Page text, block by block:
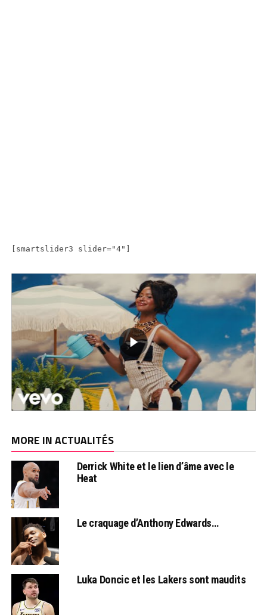
[smartslider3 slider="4"]
MORE IN ACTUALITÉS
Derrick White et le lien d’âme avec le
Heat
Le craquage d’Anthony Edwards…
Luka Doncic et les Lakers sont maudits